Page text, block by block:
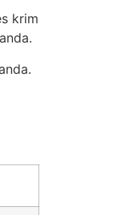
krim